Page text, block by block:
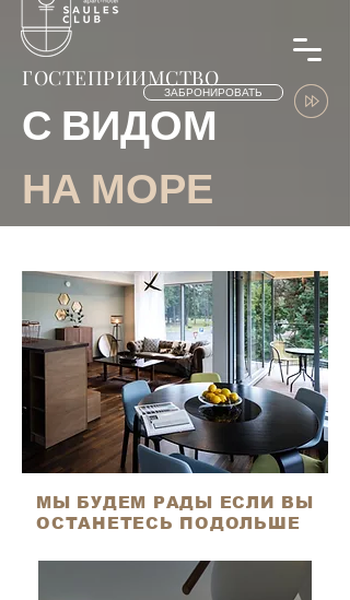
ЗАБРОНИРОВАТЬ
ГОСТЕПРИИМСТВО
С ВИДОМ
НА МОРЕ
МЫ БУДЕМ РАДЫ ЕСЛИ ВЫ
ОСТАНЕТЕСЬ ПОДОЛЬШЕ